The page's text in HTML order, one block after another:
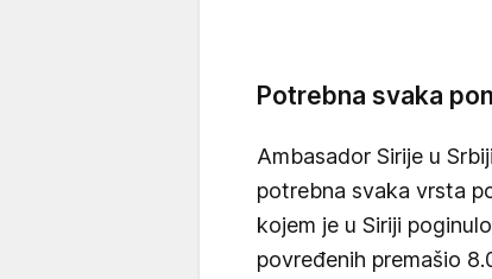
Potrebna svaka
Ambasador Sirije u
potrebna svaka vrsta
kojem je u Siriji
povređenih premašio